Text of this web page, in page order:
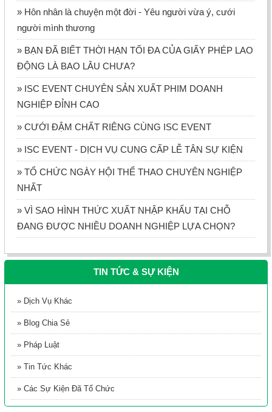
» ​​​​​​​Hôn nhân là chuyện một đời - Yêu người vừa ý, cưới
người mình thương
» BẠN ĐÃ BIẾT THỜI HẠN TỐI ĐA CỦA GIẤY PHÉP LAO
ĐỘNG LÀ BAO LÂU CHƯA?
» ISC EVENT CHUYÊN SẢN XUẤT PHIM DOANH
NGHIỆP ĐỈNH CAO
» CƯỚI ĐẬM CHẤT RIÊNG CÙNG ISC EVENT
» ISC EVENT - DỊCH VỤ CUNG CẤP LỄ TÂN SỰ KIỆN
» TỔ CHỨC NGÀY HỘI THỂ THAO CHUYÊN NGHIỆP
NHẤT
» VÌ SAO HÌNH THỨC XUẤT NHẬP KHẨU TẠI CHỖ
ĐANG ĐƯỢC NHIỀU DOANH NGHIỆP LỰA CHỌN?
TIN TỨC & SỰ KIỆN
» Dịch Vụ Khác
» Blog Chia Sẻ
» Pháp Luật
» Tin Tức Khác
» Các Sự Kiện Đã Tổ Chức
YẾN CHƯNG TƯƠI NGUYÊN CHẤT HAPPY SHOP
Becamex ISC chúc mừng Ngày Quốc tế phụ nữ 8/3